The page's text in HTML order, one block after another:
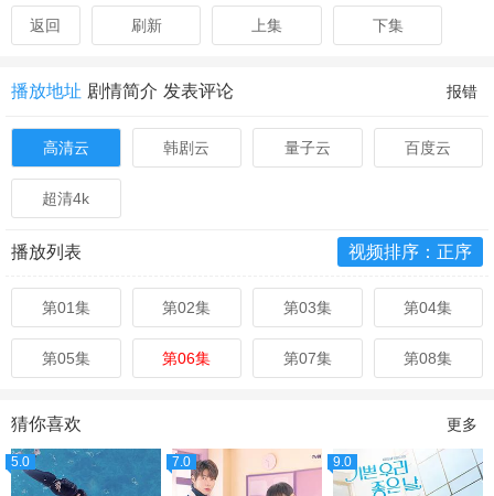
返回 刷新 上集 下集
播放地址 剧情简介 发表评论 报错
高清云 韩剧云 量子云 百度云
超清4k
播放列表 视频排序：正序
第01集 第02集 第03集 第04集
第05集 第06集 第07集 第08集
猜你喜欢 更多
5.0 7.0 9.0